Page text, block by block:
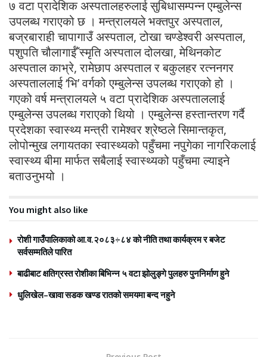
७ वटा प्रादेशिक अस्पतालहरुलाई सुबिधासम्पन्न एम्बुलेन्स
उपलब्ध गराएको छ । मन्त्रालयले भक्तपुर अस्पताल,
बज्रबाराही चापागाउँ अस्पताल, टोखा चण्डेश्वरी अस्पताल,
पशुपति चौलागाईँ स्मृति अस्पताल दोलखा, मेथिनकोट
अस्पताल काभ्रे, रामेछाप अस्पताल र बकुलहर रत्ननगर
अस्पताललाई ‘भि’ वर्गको एम्बुलेन्स उपलब्ध गराएको हो ।
गएको वर्ष मन्त्रालयले ५ वटा प्रादेशिक अस्पताललाई
एम्बुलेन्स उपलब्ध गराएको थियो । एम्बुलेन्स हस्तान्तरण गर्दै
प्रदेशका स्वास्थ्य मन्त्री रामेश्वर श्रेष्ठले सिमान्तकृत,
लोपोन्मुख लगायतका स्वास्थ्यको पहुँचमा नपुगेका नागरिकलाई
स्वास्थ्य बीमा मार्फत सबैलाई स्वास्थ्यको पहुँचमा ल्याइने
बताउनुभयो ।
You might also like
रोशी गाउँपालिकाको आ.व.२०८३÷८४ को नीति तथा कार्यक्रम र बजेट
सर्वसम्मतिले पारित
बाढीबाट क्षतिग्रस्त रोशीका बिभिन्न ५ वटा झोलुङ्गे पुलहरु पुननिर्माण हुने
धुलिखेल–खावा सडक खण्ड रातको समयमा बन्द नहुने